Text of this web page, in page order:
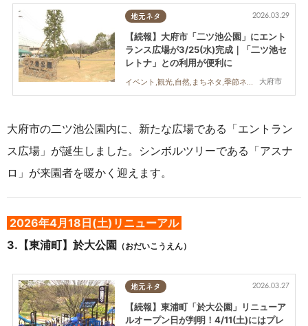
地元ネタ
大府市
2026.03.29
【続報】大府市「二ツ池公園」にエント
ランス広場が3/25(水)完成｜「二ツ池セ
レトナ」との利用が便利に
大府市の二ツ池公園内に、新たな広場である「エントラン
ス広場」が誕生しました。シンボルツリーである「アスナ
ロ」が来園者を暖かく迎えます。
2026年4月18日(土)リニューアル
3.【東浦町】於大公園 （おだいこうえん）
地元ネタ 2026.03.27
【続報】東浦町「於大公園」リニューア
ルオープン日が判明！4/11(土)にはプレ